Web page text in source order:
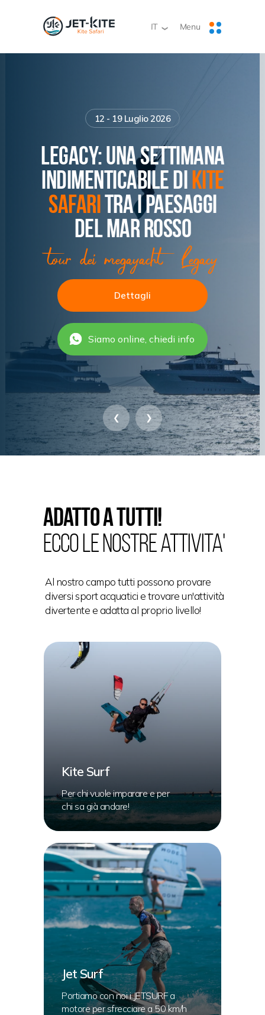
IT ❯ Menu
Menu
IT
Legacy: una settimana
indimenticabile dikite
safari tra i paesaggi
del Mar Rosso
Dettagli
Siamo online, chiedi info
❯
❮
kitesafari
tour dei megayacht Legacy
12 - 19 Luglio 2026
Al nostro campo tutti possono provare
diversi sport acquatici e trovare un'attività
divertente e adatta al proprio livello!
Adatto a tutti!
Ecco le nostre attivita'
Kite Surf
Per chi vuole imparare e per
chi sa già andare!
Jet Surf
Portiamo con noi i JETSURF a
motore per sfrecciare a 50 km/h